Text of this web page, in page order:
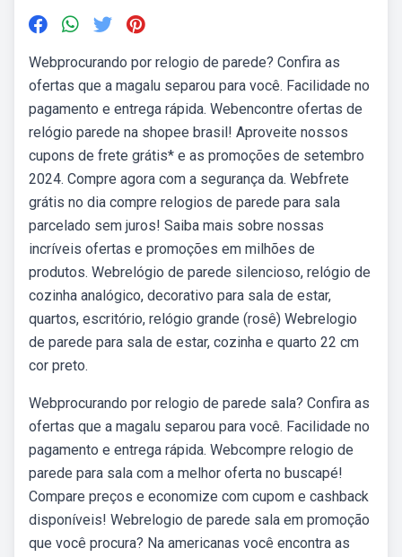
Webprocurando por relogio de parede? Confira as
ofertas que a magalu separou para você. Facilidade no
pagamento e entrega rápida. Webencontre ofertas de
relógio parede na shopee brasil! Aproveite nossos
cupons de frete grátis* e as promoções de setembro
2024. Compre agora com a segurança da. Webfrete
grátis no dia compre relogios de parede para sala
parcelado sem juros! Saiba mais sobre nossas
incríveis ofertas e promoções em milhões de
produtos. Webrelógio de parede silencioso, relógio de
cozinha analógico, decorativo para sala de estar,
quartos, escritório, relógio grande (rosê) Webrelogio
de parede para sala de estar, cozinha e quarto 22 cm
cor preto.
Webprocurando por relogio de parede sala? Confira as
ofertas que a magalu separou para você. Facilidade no
pagamento e entrega rápida. Webcompre relogio de
parede para sala com a melhor oferta no buscapé!
Compare preços e economize com cupom e cashback
disponíveis! Webrelogio de parede sala em promoção
que você procura? Na americanas você encontra as